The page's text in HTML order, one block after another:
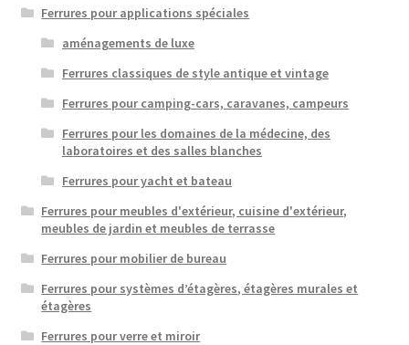
Ferrures pour applications spéciales
aménagements de luxe
Ferrures classiques de style antique et vintage
Ferrures pour camping-cars, caravanes, campeurs
Ferrures pour les domaines de la médecine, des
laboratoires et des salles blanches
Ferrures pour yacht et bateau
Ferrures pour meubles d'extérieur, cuisine d'extérieur,
meubles de jardin et meubles de terrasse
Ferrures pour mobilier de bureau
Ferrures pour systèmes d’étagères, étagères murales et
étagères
Ferrures pour verre et miroir